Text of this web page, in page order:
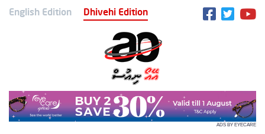
English Edition Dhivehi Edition
ADS BY EYECARE